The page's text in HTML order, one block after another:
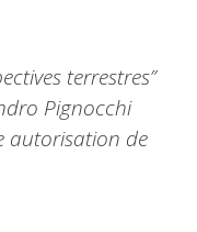
terrestres”
Pignocchi
autorisation de